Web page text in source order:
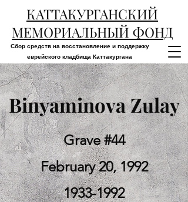
КАТТАКУРГАНСКИЙ
МЕМОРИАЛЬНЫЙ ФОНД
Сбор средств на восстановление и поддержку
еврейского кладбища Каттакургана
Binyaminova Zulay
Grave #44
February 20, 1992
1933-1992